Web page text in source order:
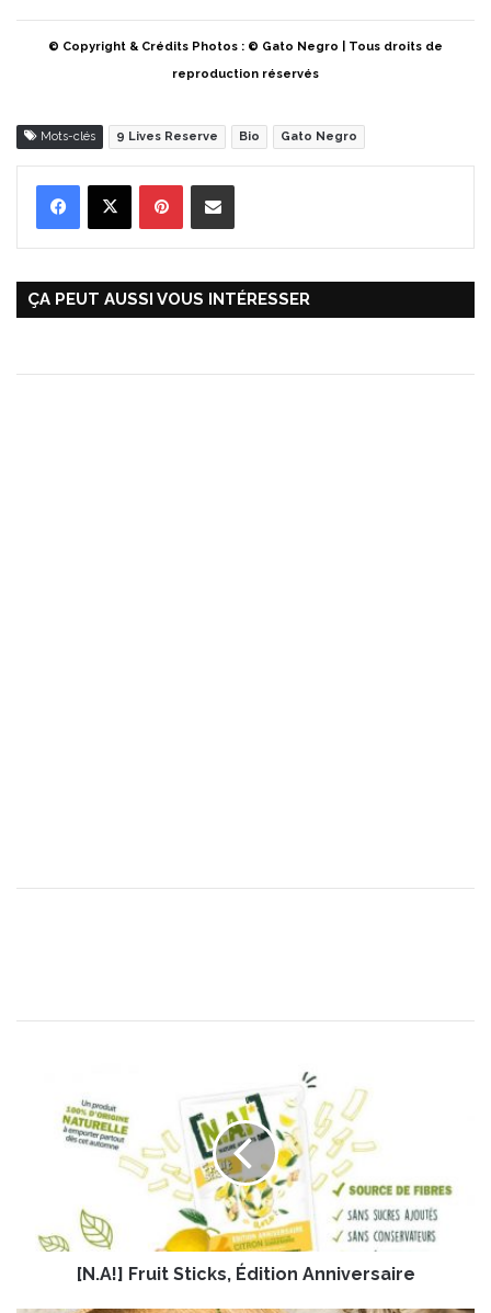
© Copyright & Crédits Photos : © Gato Negro | Tous droits de
reproduction réservés
Mots-clés 9 Lives Reserve Bio Gato Negro
ÇA PEUT AUSSI VOUS INTÉRESSER
[N.A!] Fruit Sticks, Édition Anniversaire